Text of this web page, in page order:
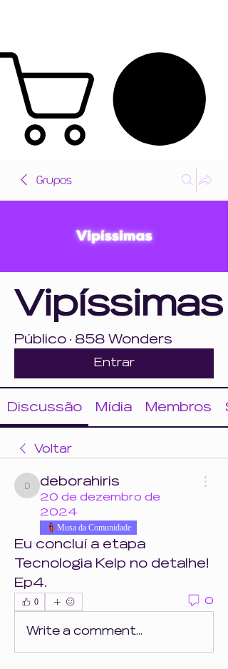
Grupos
Vipíssimas
Público · 858 Wonders
Entrar
Discussão Mídia Membros
Voltar
deborahiris
deborahiris
20 de dezembro de
2024
Musa da Comunidade
Eu concluí a etapa
Tecnologia Kelp no detalhe!
Ep4.
0 0
Write a comment...